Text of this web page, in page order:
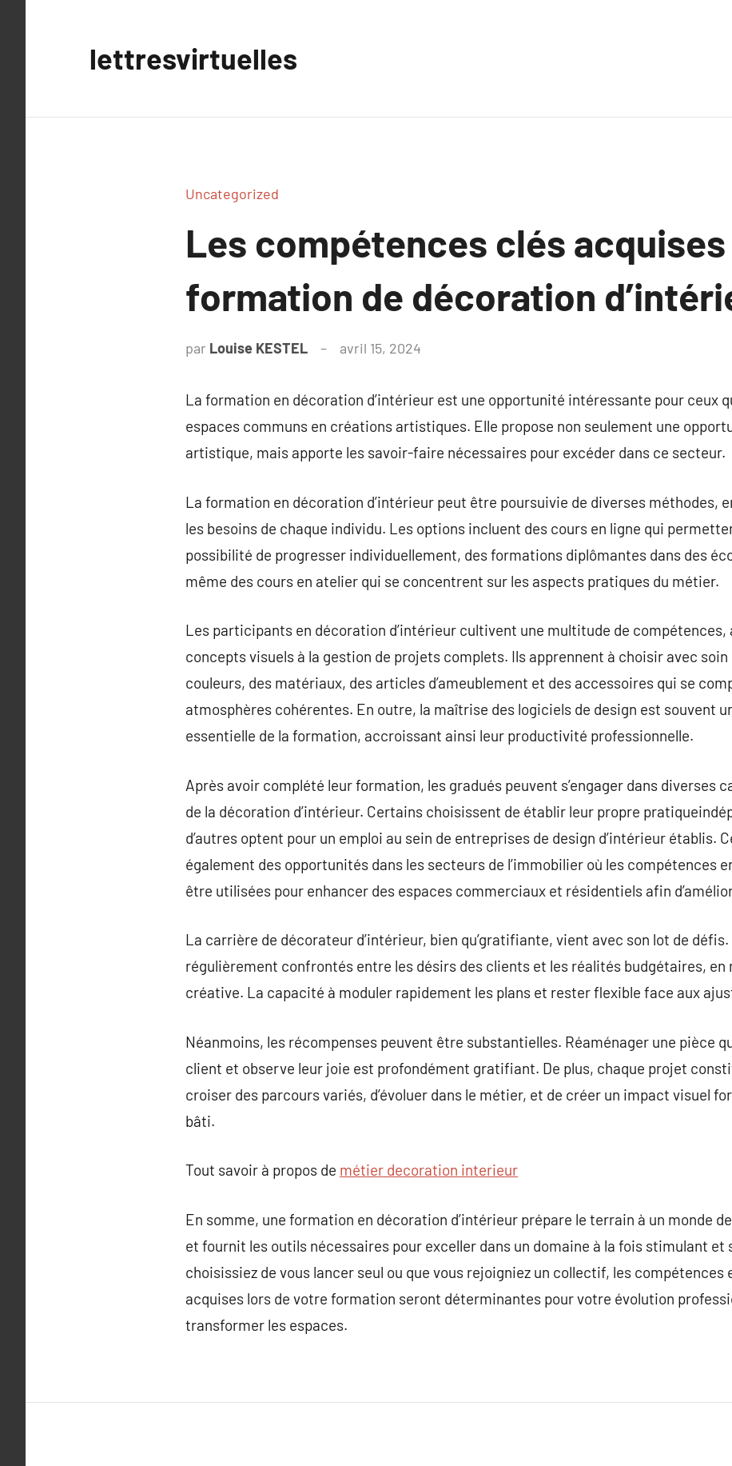
lettresvirtuelles
Uncategorized
Les compétences clés acquises
formation de décoration
par Louise KESTEL avril 15, 2024
La formation en décoration d’intérieur est une opportunité intéressante pour ceux
espaces communs en créations artistiques. Elle propose non seulement une
artistique, mais apporte les savoir-faire nécessaires pour excéder dans ce secteur.
La formation en décoration d’intérieur peut être poursuivie de diverses méthodes,
les besoins de chaque individu. Les options incluent des cours en ligne qui
possibilité de progresser individuellement, des formations diplômantes dans des
même des cours en atelier qui se concentrent sur les aspects pratiques du métier.
Les participants en décoration d’intérieur cultivent une multitude de compétences,
concepts visuels à la gestion de projets complets. Ils apprennent à choisir avec
couleurs, des matériaux, des articles d’ameublement et des accessoires qui se
atmosphères cohérentes. En outre, la maîtrise des logiciels de design est souvent
essentielle de la formation, accroissant ainsi leur productivité professionnelle.
Après avoir complété leur formation, les gradués peuvent s’engager dans diverses
de la décoration d’intérieur. Certains choisissent de établir leur propre
d’autres optent pour un emploi au sein de entreprises de design d’intérieur établis.
également des opportunités dans les secteurs de l’immobilier où les compétences
être utilisées pour enhancer des espaces commerciaux et résidentiels afin
La carrière de décorateur d’intérieur, bien qu’gratifiante, vient avec son lot de
régulièrement confrontés entre les désirs des clients et les réalités budgétaires, en
créative. La capacité à moduler rapidement les plans et rester flexible face aux
Néanmoins, les récompenses peuvent être substantielles. Réaménager une pièce
client et observe leur joie est profondément gratifiant. De plus, chaque projet
croiser des parcours variés, d’évoluer dans le métier, et de créer un impact visuel
bâti.
Tout savoir à propos de métier decoration interieur
En somme, une formation en décoration d’intérieur prépare le terrain à un monde
et fournit les outils nécessaires pour exceller dans un domaine à la fois stimulant et
choisissiez de vous lancer seul ou que vous rejoigniez un collectif, les compétences
acquises lors de votre formation seront déterminantes pour votre évolution
transformer les espaces.